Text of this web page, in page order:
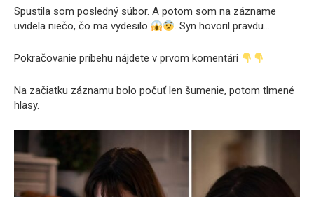
Spustila som posledný súbor. A potom som na zázname
uvidela niečo, čo ma vydesilo
. Syn hovoril pravdu…
Pokračovanie príbehu nájdete v prvom komentári
Na začiatku záznamu bolo počuť len šumenie, potom tlmené
hlasy.